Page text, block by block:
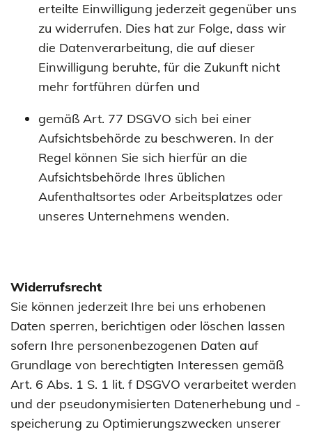
erteilte Einwilligung jederzeit gegenüber uns
zu widerrufen. Dies hat zur Folge, dass wir
die Datenverarbeitung, die auf dieser
Einwilligung beruhte, für die Zukunft nicht
mehr fortführen dürfen und
gemäß Art. 77 DSGVO sich bei einer
Aufsichtsbehörde zu beschweren. In der
Regel können Sie sich hierfür an die
Aufsichtsbehörde Ihres üblichen
Aufenthaltsortes oder Arbeitsplatzes oder
unseres Unternehmens wenden.
Widerrufsrecht
Sie können jederzeit Ihre bei uns erhobenen
Daten sperren, berichtigen oder löschen lassen
sofern Ihre personenbezogenen Daten auf
Grundlage von berechtigten Interessen gemäß
Art. 6 Abs. 1 S. 1 lit. f DSGVO verarbeitet werden
und der pseudonymisierten Datenerhebung und -
speicherung zu Optimierungszwecken unserer